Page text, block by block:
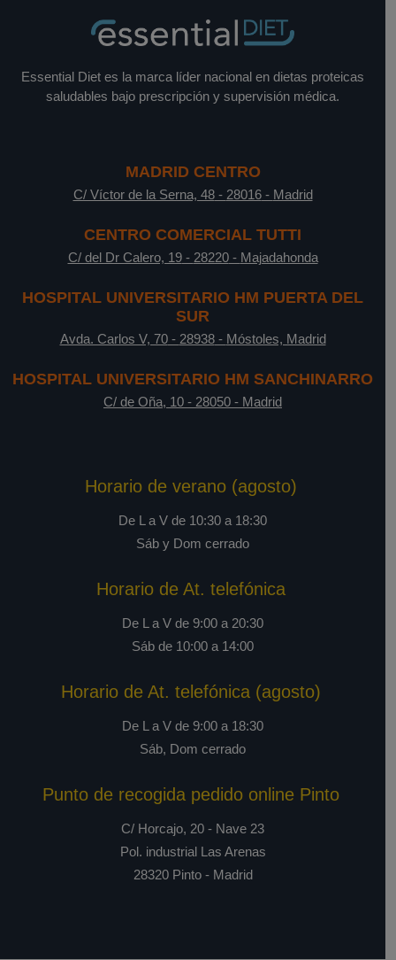
Essential Diet es la marca líder nacional en dietas proteicas
saludables bajo prescripción y supervisión médica.
MADRID CENTRO
C/ Víctor de la Serna, 48- 28016- Madrid
CENTRO COMERCIAL TUTTI
C/ del Dr Calero, 19- 28220- Majadahonda
HOSPITAL UNIVERSITARIO HM PUERTA DEL
SUR
Avda. Carlos V, 70- 28938- Móstoles, Madrid
HOSPITAL UNIVERSITARIO HM SANCHINARRO
C/ de Oña, 10 - 28050 - Madrid
Horario de verano (agosto)
De L a V de 10:30 a 18:30
Sáb y Dom cerrado
Horario de At. telefónica
De L a V de 9:00 a 20:30
Sáb de 10:00 a 14:00
Horario de At. telefónica (agosto)
De L a V de 9:00 a 18:30
Sáb, Dom cerrado
Punto de recogida pedido online Pinto
C/ Horcajo, 20 - Nave 23
Pol. industrial Las Arenas
28320 Pinto - Madrid